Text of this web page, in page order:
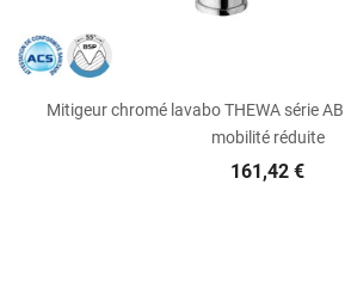
Mitigeur chromé lavabo THEWA série
mobilité réduite
161,42 €